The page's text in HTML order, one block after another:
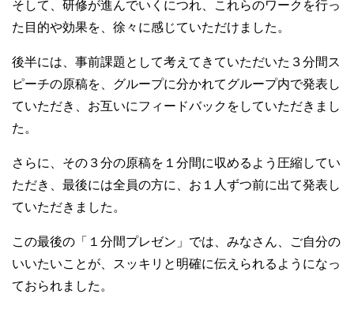
そして、研修が進んでいくにつれ、これらのワークを行っ
た目的や効果を、徐々に感じていただけました。
後半には、事前課題として考えてきていただいた３分間ス
ピーチの原稿を、グループに分かれてグループ内で発表し
ていただき、お互いにフィードバックをしていただきまし
た。
さらに、その３分の原稿を１分間に収めるよう圧縮してい
ただき、最後には全員の方に、お１人ずつ前に出て発表し
ていただきました。
この最後の「１分間プレゼン」では、みなさん、ご自分の
いいたいことが、スッキリと明確に伝えられるようになっ
ておられました。